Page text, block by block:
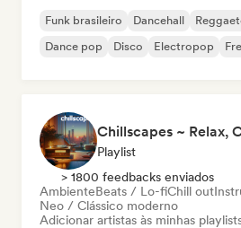
Funk brasileiro Dancehall
Dance pop
Disco Electropop
Playlist
> 1800 feedbacks enviados
AmbienteBeats / Lo-fiChill out
Neo / Clássico moderno
Adicionar artistas às minhas